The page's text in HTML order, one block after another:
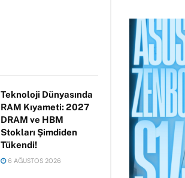
Teknoloji Dünyasında
RAM Kıyameti: 2027
DRAM ve HBM
Stokları Şimdiden
Tükendi!
6 AĞUSTOS 2026